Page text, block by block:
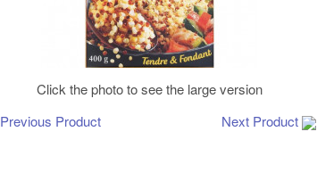
Click the photo to see the large version
Previous Product
Next Product